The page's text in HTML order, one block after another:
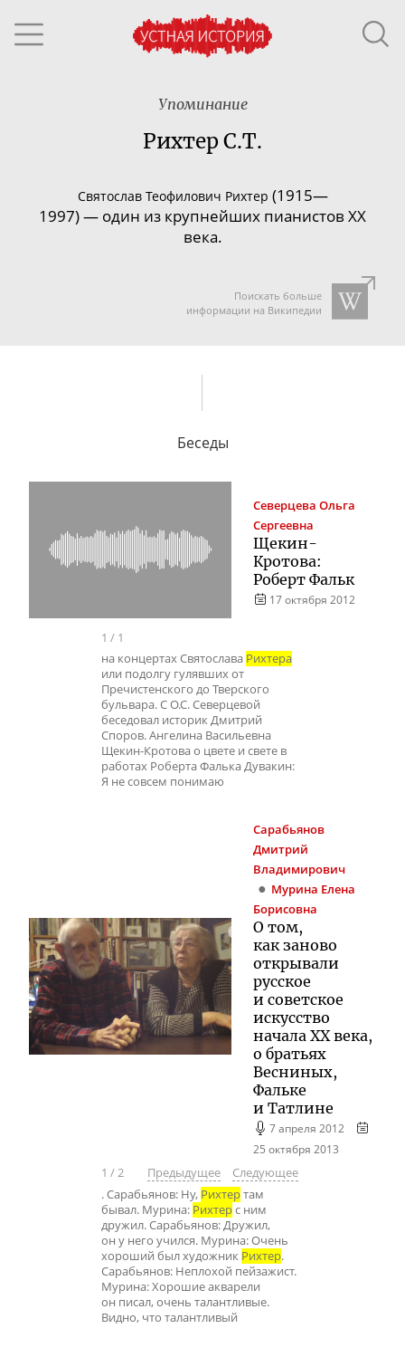
Упоминание
Рихтер С.Т.
Святослав Теофилович Рихтер (1915—
1997)— один из крупнейших пианистов XX
века.
Поискать больше
информации на Википедии
Беседы
Северцева Ольга
Сергеевна
Щекин-
Кротова:
Роберт Фальк
17 октября 2012
1 / 1
на концертах Святослава Рихтера
или подолгу гулявших от
Пречистенского до Тверского
бульвара. С О.С. Северцевой
беседовал историк Дмитрий
Споров. Ангелина Васильевна
Щекин-Кротова о цвете и свете в
работах Роберта Фалька Дувакин:
Я не совсем понимаю
Сарабьянов
Дмитрий
Владимирович
Мурина Елена
Борисовна
О том,
как заново
открывали
русское
и советское
искусство
начала XX века,
о братьях
Весниных,
Фальке
и Татлине
7 апреля 2012
25 октября 2013
1 /2 Предыдущее
Следующее
. Сарабьянов: Ну, Рихтертам
бывал. Мурина: Рихтерс ним
дружил. Сарабьянов: Дружил,
он у него учился. Мурина: Очень
хороший был художник Рихтер.
Сарабьянов: Неплохой пейзажист.
Мурина: Хорошие акварели
он писал, очень талантливые.
Видно, что талантливый